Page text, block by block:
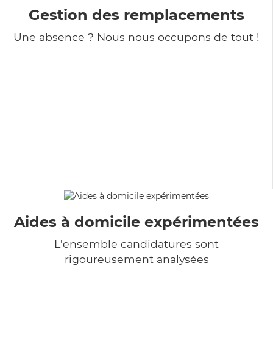
Gestion des remplacements
Une absence ? Nous nous occupons de tout !
Aides à domicile expérimentées
L'ensemble candidatures sont
rigoureusement analysées